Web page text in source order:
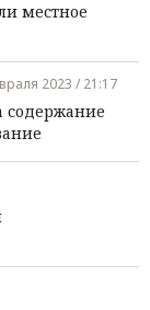
местное
2023 / 21:17
содержание